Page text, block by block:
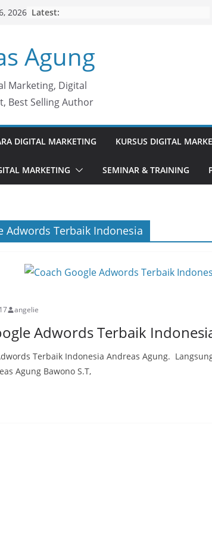
2026 Latest:
Agung
Marketing, Digital
Best Selling Author
DIGITAL MARKETING KURSUS DIGITAL
MARKETING SEMINAR & TRAINING
Adwords Terbaik Indonesia
angelie
Adwords Terbaik
Terbaik Indonesia Andreas Agung.
Agung Bawono S.T,